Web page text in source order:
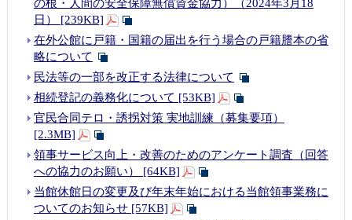
の根・人間の安全保障無償資金協力）（2024年3月18
日） [239KB]
在外公館に戸籍・国籍の届出を行う場合の戸籍謄本の省
略について
民法等の一部を改正する法律について
相続登記の義務化について [53KB]
官民合同テロ・誘拐対策 実地訓練（募集要項）
[2.3MB]
領事サービス向上・改善のためのアンケート調査（回答
への協力のお願い） [64KB]
当館休館日の変更及び年末年始における当館領事業務に
ついてのお知らせ [57KB]